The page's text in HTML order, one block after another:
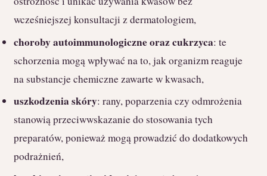
wcześniejszej konsultacji z dermatologiem,
choroby autoimmunologiczne oraz cukrzyca: te
schorzenia mogą wpływać na to, jak organizm reaguje
na substancje chemiczne zawarte w kwasach,
uszkodzenia skóry: rany, poparzenia czy odmrożenia
stanowią przeciwwskazanie do stosowania tych
preparatów, ponieważ mogą prowadzić do dodatkowych
podrażnień,